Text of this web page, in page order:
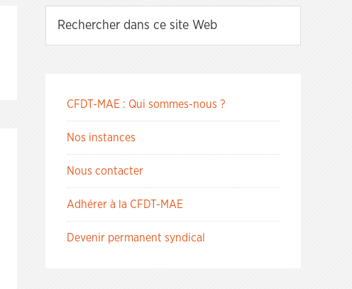
CFDT-MAE : Qui sommes-nous ?
Nos instances
Nous contacter
Adhérer à la CFDT-MAE
Devenir permanent syndical